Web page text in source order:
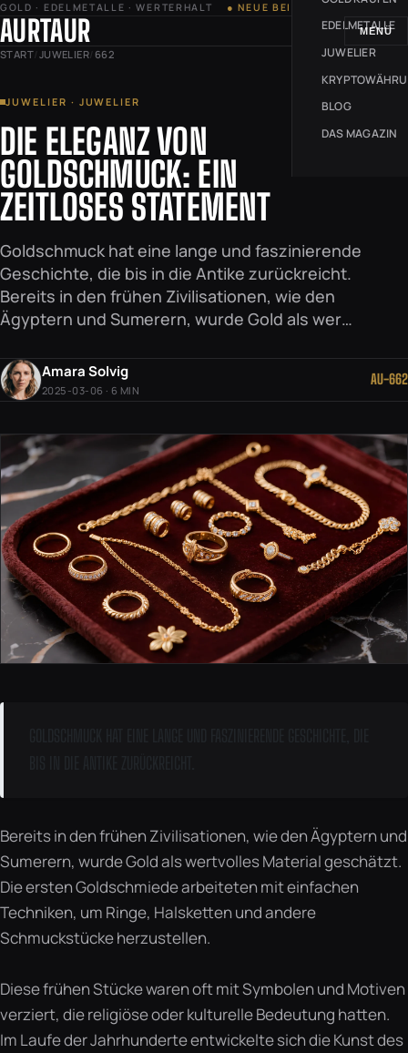
GOLD · EDELMETALLE · WERTERHALT ● NEUE BEITRÄGE JEDE WOCHE
AURTAUR MENÜ
EDELMETALLE
JUWELIER
BLOG
DAS MAGAZIN
START/ JUWELIER/ 662
JUWELIER · JUWELIER
DIE ELEGANZ VON
GOLDSCHMUCK: EIN
ZEITLOSES STATEMENT
Goldschmuck hat eine lange und faszinierende
Geschichte, die bis in die Antike zurückreicht.
Bereits in den frühen Zivilisationen, wie den
Ägyptern und Sumerern, wurde Gold als wer…
Amara Solvig
2025-03-06 · 6 MIN
AU-662
Bereits in den frühen Zivilisationen, wie den Ägyptern und
Sumerern, wurde Gold als wertvolles Material geschätzt.
Die ersten Goldschmiede arbeiteten mit einfachen
Techniken, um Ringe, Halsketten und andere
Schmuckstücke herzustellen.
Diese frühen Stücke waren oft mit Symbolen und Motiven
verziert, die religiöse oder kulturelle Bedeutung hatten.
Im Laufe der Jahrhunderte entwickelte sich die Kunst des